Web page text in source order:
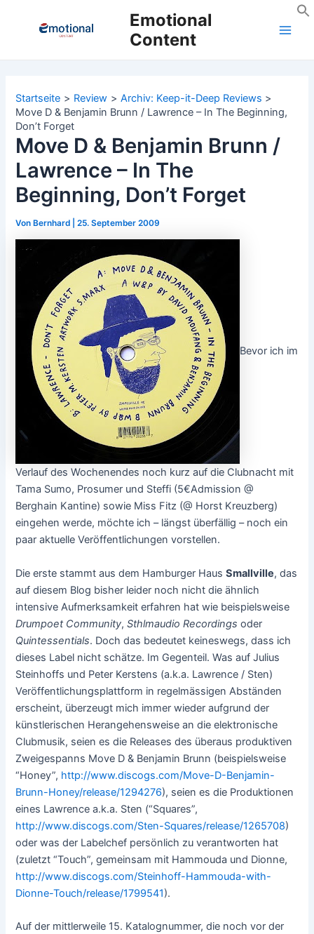
Emotional
Content
Startseite Review
Archiv: Keep-it-Deep Reviews
Move D & Benjamin Brunn / Lawrence – In The Beginning,
Don’t Forget
Move D & Benjamin Brunn /
Lawrence – In The
Beginning, Don’t Forget
Von Bernhard |25. September 2009
Bevor ich im
Verlauf des Wochenendes noch kurz auf die Clubnacht mit
Tama Sumo, Prosumer und Steffi (5€Admission @
Berghain Kantine) sowie Miss Fitz (@ Horst Kreuzberg)
eingehen werde, möchte ich – längst überfällig – noch ein
paar aktuelle Veröffentlichungen vorstellen.
Die erste stammt aus dem Hamburger HausSmallville, das
auf diesem Blog bisher leider noch nicht die ähnlich
intensive Aufmerksamkeit erfahren hat wie beispielsweise
Drumpoet Community,Sthlmaudio Recordings oder
Quintessentials. Doch das bedeutet keineswegs, dass ich
dieses Label nicht schätze. Im Gegenteil. Was auf Julius
Steinhoffs und Peter Kerstens (a.k.a. Lawrence / Sten)
Veröffentlichungsplattform in regelmässigen Abständen
erscheint, überzeugt mich immer wieder aufgrund der
künstlerischen Herangehensweise an die elektronische
Clubmusik, seien es die Releases des überaus produktiven
Zweigespanns Move D & Benjamin Brunn (beispielsweise
“Honey”, http://www.discogs.com/Move-D-Benjamin-
Brunn-Honey/release/1294276), seien es die Produktionen
eines Lawrence a.k.a. Sten (“Squares”,
http://www.discogs.com/Sten-Squares/release/1265708)
oder was der Labelchef persönlich zu verantworten hat
(zuletzt “Touch”, gemeinsam mit Hammouda und Dionne,
http://www.discogs.com/Steinhoff-Hammouda-with-
Dionne-Touch/release/1799541).
Auf der mittlerweile 15. Katalognummer, die noch vor der